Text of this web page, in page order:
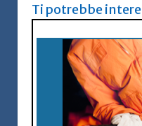
Ti potrebbe